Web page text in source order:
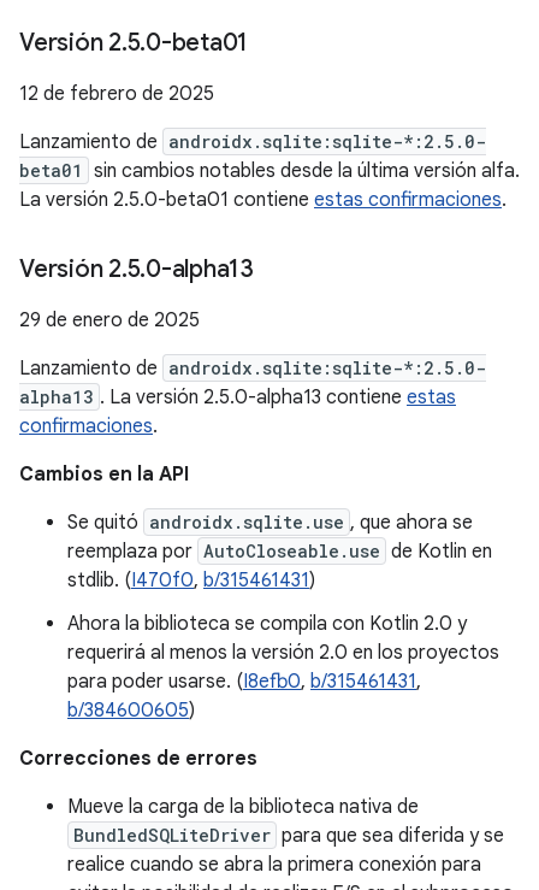
Versión 2.5.0-beta01
12 de febrero de 2025
Lanzamiento de androidx.sqlite:sqlite-*:2.5.0-
beta01
sin cambios notables desde la última versión alfa.
La versión 2.5.0-beta01 contiene estas confirmaciones.
Versión 2.5.0-alpha13
29 de enero de 2025
Lanzamiento de androidx.sqlite:sqlite-*:2.5.0-
alpha13 . La versión 2.5.0-alpha13 contiene estas
confirmaciones.
Cambios en la API
Se quitó androidx.sqlite.use , que ahora se
reemplaza por AutoCloseable.use de Kotlin en
stdlib. (I470f0, b/315461431)
Ahora la biblioteca se compila con Kotlin 2.0 y
requerirá al menos la versión 2.0 en los proyectos
para poder usarse. (I8efb0, b/315461431,
b/384600605)
Correcciones de errores
Mueve la carga de la biblioteca nativa de
BundledSQLiteDriver para que sea diferida y se
realice cuando se abra la primera conexión para